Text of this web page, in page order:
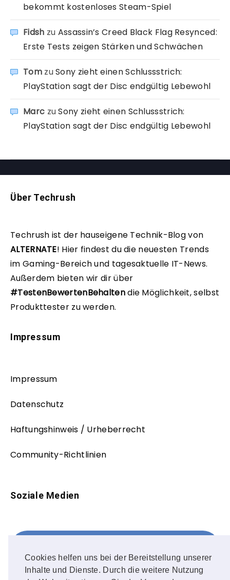
Cookies helfen uns bei der Bereitstellung unserer
Inhalte und Dienste. Durch die weitere Nutzung
bekommt kostenloses Steam-Spiel
Fidsh zu Assassin’s Creed Black Flag Resynced:
Erste Tests zeigen Stärken und Schwächen
TomzuSony zieht einen Schlussstrich:
PlayStation sagt der Disc endgültig Lebewohl
Marc zuSony zieht einen Schlussstrich:
PlayStation sagt der Disc endgültig Lebewohl
Über Techrush
Techrush ist der hauseigene Technik-Blog von
ALTERNATE! Hier findest du die neuesten Trends
im Gaming-Bereich und tagesaktuelle IT-News.
Außerdem bieten wir dir über
#TestenBewertenBehaltendie Möglichkeit, selbst
Produkttester zu werden.
Impressum
Impressum
Datenschutz
Haftungshinweis / Urheberrecht
Community-Richtlinien
Soziale Medien
FOLLOW ME!